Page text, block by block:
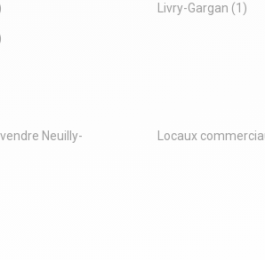
Livry-Gargan (1)
Neuilly-
Locaux